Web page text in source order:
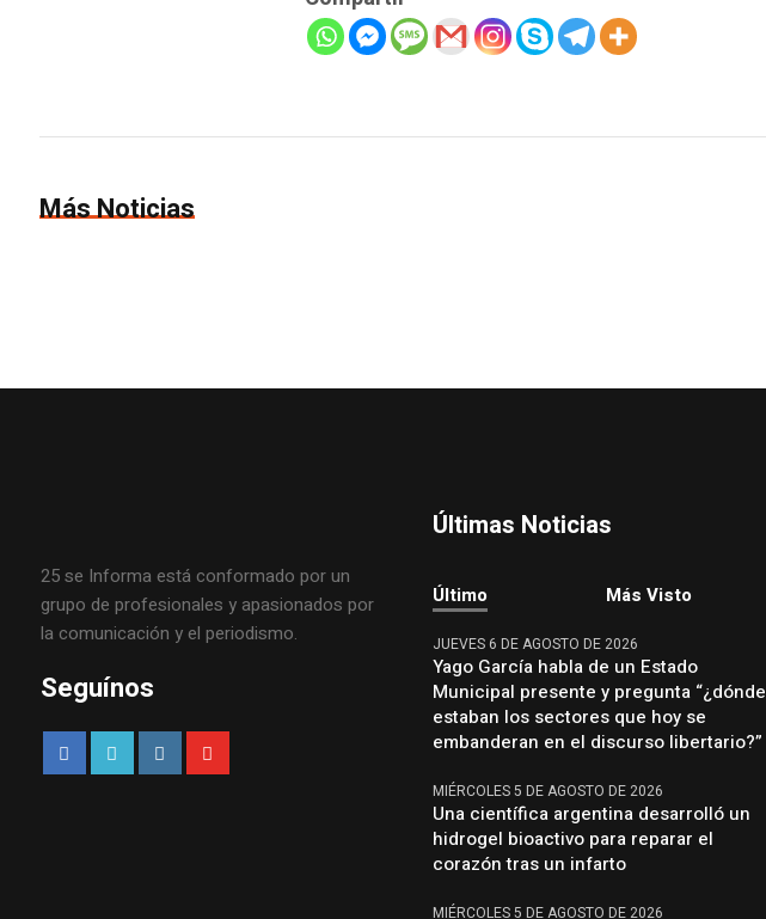
Más Noticias
25 se Informa está conformado por un
grupo de profesionales y apasionados por
la comunicación y el periodismo.
Seguínos
Últimas Noticias
Último Más Visto
JUEVES 6 DE AGOSTO DE 2026
Yago García habla de un Estado
Municipal presente y pregunta “¿dónde
estaban los sectores que hoy se
embanderan en el discurso libertario?”
MIÉRCOLES 5 DE AGOSTO DE 2026
Una científica argentina desarrolló un
hidrogel bioactivo para reparar el
corazón tras un infarto
MIÉRCOLES 5 DE AGOSTO DE 2026